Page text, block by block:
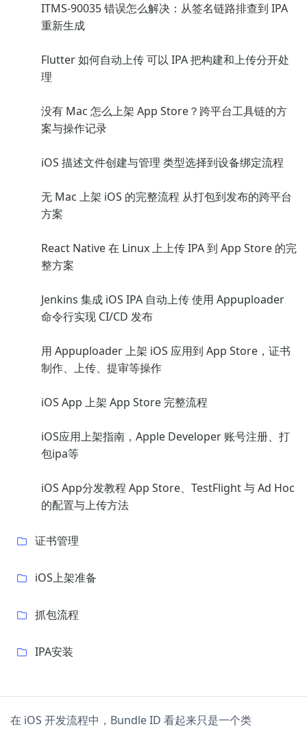
ITMS-90035 错误怎么解决：从签名链路排查到 IPA
重新生成
Flutter 如何自动上传 可以 IPA 把构建和上传分开处
理
没有 Mac 怎么上架 App Store？跨平台工具链的方
案与操作记录
iOS 描述文件创建与管理 类型选择到设备绑定流程
无 Mac 上架 iOS 的完整流程 从打包到发布的跨平台
方案
React Native 在 Linux 上上传 IPA 到 App Store 的完
整方案
Jenkins 集成 iOS IPA 自动上传 使用 Appuploader
命令行实现 CI/CD 发布
用 Appuploader 上架 iOS 应用到 App Store，证书
制作、上传、提审等操作
iOS App 上架 App Store 完整流程
iOS应用上架指南，Apple Developer 账号注册、打
包ipa等
iOS App分发教程 App Store、TestFlight 与 Ad Hoc
的配置与上传方法
证书管理
iOS上架准备
抓包流程
IPA安装
在 iOS 开发流程中，Bundle ID 看起来只是一个类